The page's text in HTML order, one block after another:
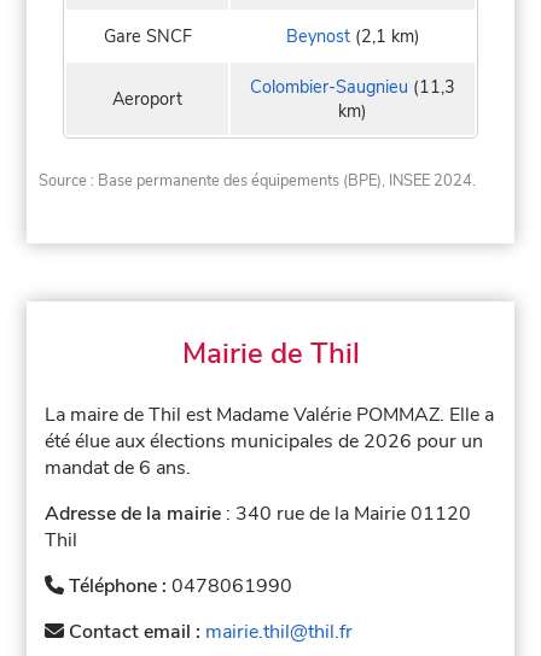
Gare SNCF Beynost(2,1 km)
Aeroport Colombier-Saugnieu (11,3
km)
Source : Base permanente des équipements (BPE), INSEE 2024.
Mairie de Thil
La maire de Thil est Madame Valérie POMMAZ. Elle a
été élue aux élections municipales de 2026 pour un
mandat de 6 ans.
Adresse de la mairie : 340 rue de la Mairie 01120
Thil
Téléphone :0478061990
Contact email : mairie.thil@thil.fr